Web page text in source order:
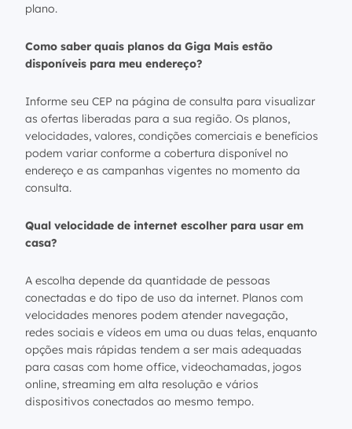
plano.
Como saber quais planos da Giga Mais estão
disponíveis para meu endereço?
Informe seu CEP na página de consulta para visualizar
as ofertas liberadas para a sua região. Os planos,
velocidades, valores, condições comerciais e benefícios
podem variar conforme a cobertura disponível no
endereço e as campanhas vigentes no momento da
consulta.
Qual velocidade de internet escolher para usar em
casa?
A escolha depende da quantidade de pessoas
conectadas e do tipo de uso da internet. Planos com
velocidades menores podem atender navegação,
redes sociais e vídeos em uma ou duas telas, enquanto
opções mais rápidas tendem a ser mais adequadas
para casas com home office, videochamadas, jogos
online, streaming em alta resolução e vários
dispositivos conectados ao mesmo tempo.